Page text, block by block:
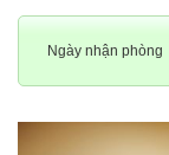
Ngày nhận phòng